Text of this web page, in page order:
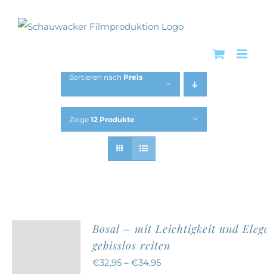
Inhalt
Sortieren nach Preis
Zeige 12 Produkte
Bosal – mit Leichtigkeit und
gebisslos reiten
€32,95 – €34,95